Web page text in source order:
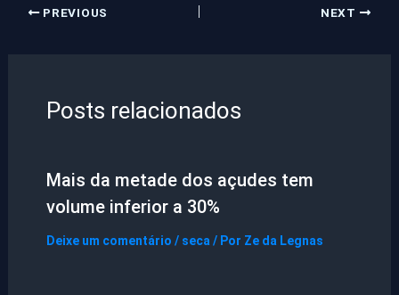
PREVIOUS NEXT
Posts relacionados
Mais da metade dos açudes tem
volume inferior a 30%
Deixe um comentário / seca / Por Ze da Legnas